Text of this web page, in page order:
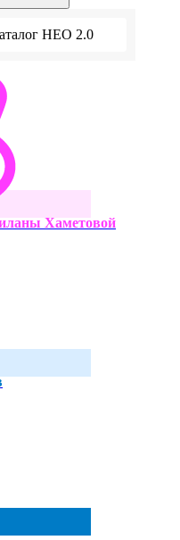
НЕО 2.0
Хаметовой